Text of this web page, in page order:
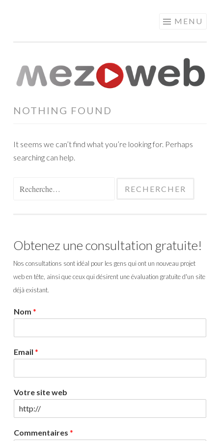
MENU
NOTHING FOUND
It seems we can’t find what you’re looking for. Perhaps
searching can help.
Obtenez une consultation gratuite!
Nos consultations sont idéal pour les gens qui ont un nouveau projet
web en tête, ainsi que ceux qui désirent une évaluation gratuite d'un site
déjà existant.
Nom *
Email *
Votre site web
Commentaires *